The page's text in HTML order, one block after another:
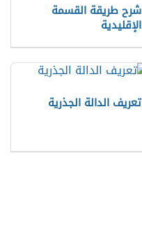
شرح طريقة القسمة
الإقليدية
تعريف الدالة الجذرية